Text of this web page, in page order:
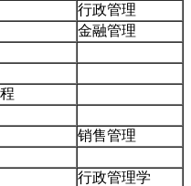
行政管理
金融管理
销售管理
行政管理学